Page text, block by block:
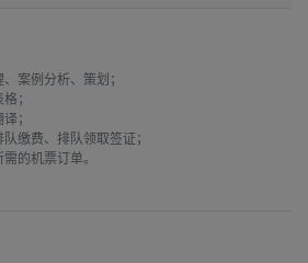
案例分析、策划；
；
；
缴费、排队领取签证；
的机票订单。